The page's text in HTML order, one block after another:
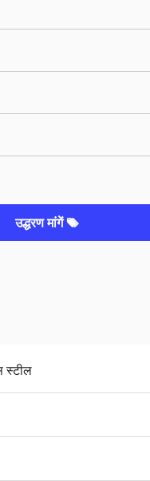
उद्धरण मांगें
स्टील